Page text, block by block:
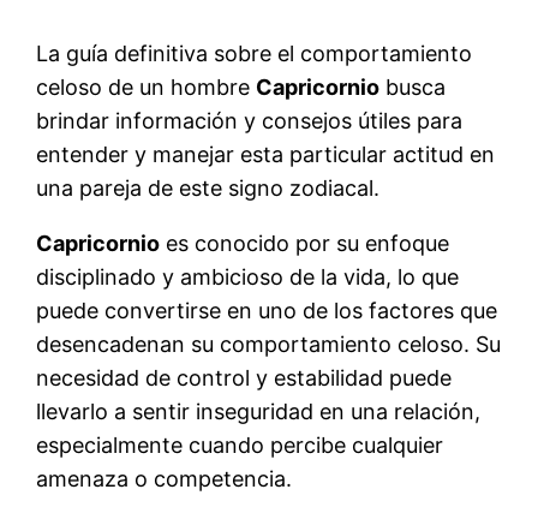
La guía definitiva sobre el comportamiento
celoso de un hombre Capricornio busca
brindar información y consejos útiles para
entender y manejar esta particular actitud en
una pareja de este signo zodiacal.
Capricornio es conocido por su enfoque
disciplinado y ambicioso de la vida, lo que
puede convertirse en uno de los factores que
desencadenan su comportamiento celoso. Su
necesidad de control y estabilidad puede
llevarlo a sentir inseguridad en una relación,
especialmente cuando percibe cualquier
amenaza o competencia.